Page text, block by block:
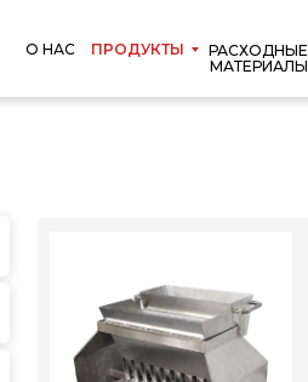
ПРОДУКТЫ
О НАС
РАСХОДНЫЕ
МАТЕРИАЛЫ